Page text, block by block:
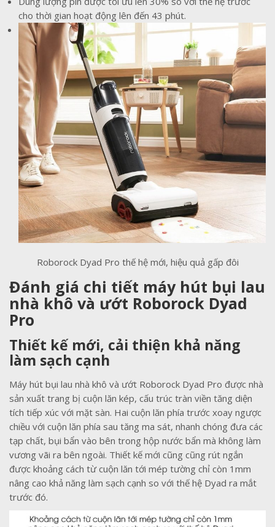
cho thời gian hoạt động lên đến 43 phút.
Roborock Dyad Pro thế hệ mới, hiệu quả gấp đôi
Đánh giá chi tiết máy hút bụi lau
nhà khô và ướt Roborock Dyad
Pro
Thiết kế mới, cải thiện khả năng
làm sạch cạnh
Máy hút bụi lau nhà khô và ướt Roborock Dyad Pro được nhà
sản xuất trang bị cuộn lăn kép, cấu trúc tràn viền tăng diện
tích tiếp xúc với mặt sàn. Hai cuộn lăn phía trước xoay ngược
chiều với cuộn lăn phía sau tăng ma sát, nhanh chóng đưa các
tạp chất, bụi bẩn vào bên trong hộp nước bẩn mà không làm
vương vãi ra bên ngoài. Thiết kế mới cũng cũng rút ngắn
được khoảng cách từ cuộn lăn tới mép tường chỉ còn 1mm
nâng cao khả năng làm sạch cạnh so với thế hệ Dyad ra mắt
trước đó.